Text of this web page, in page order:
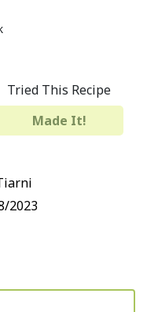
Tried This Recipe
Made It!
2023